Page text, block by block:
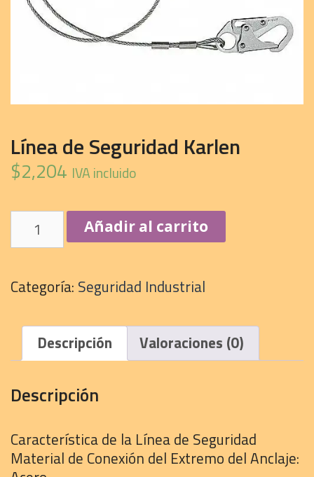
Línea de Seguridad Karlen
$2,204 IVA incluido
Línea
Karlen
cantidad
Añadir al carrito
Categoría: Seguridad Industrial
Descripción Valoraciones (0)
Descripción
Característica de la Línea de Seguridad
Material de Conexión del Extremo del Anclaje: